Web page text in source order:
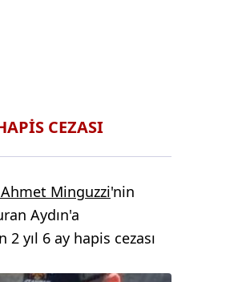
CEZASI
Minguzzi'nin
Aydın'a
yıl 6 ay hapis cezası